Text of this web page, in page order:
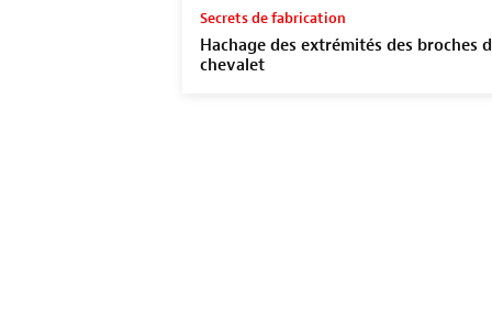
Secrets de fabrication
Hachage des extrémités des broches
chevalet